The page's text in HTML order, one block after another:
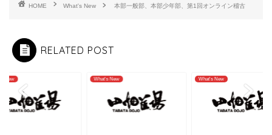
HOME What's New 本部一般部、本部少年部、第1回オンライン稽古
RELATED POST
New What's New What's New